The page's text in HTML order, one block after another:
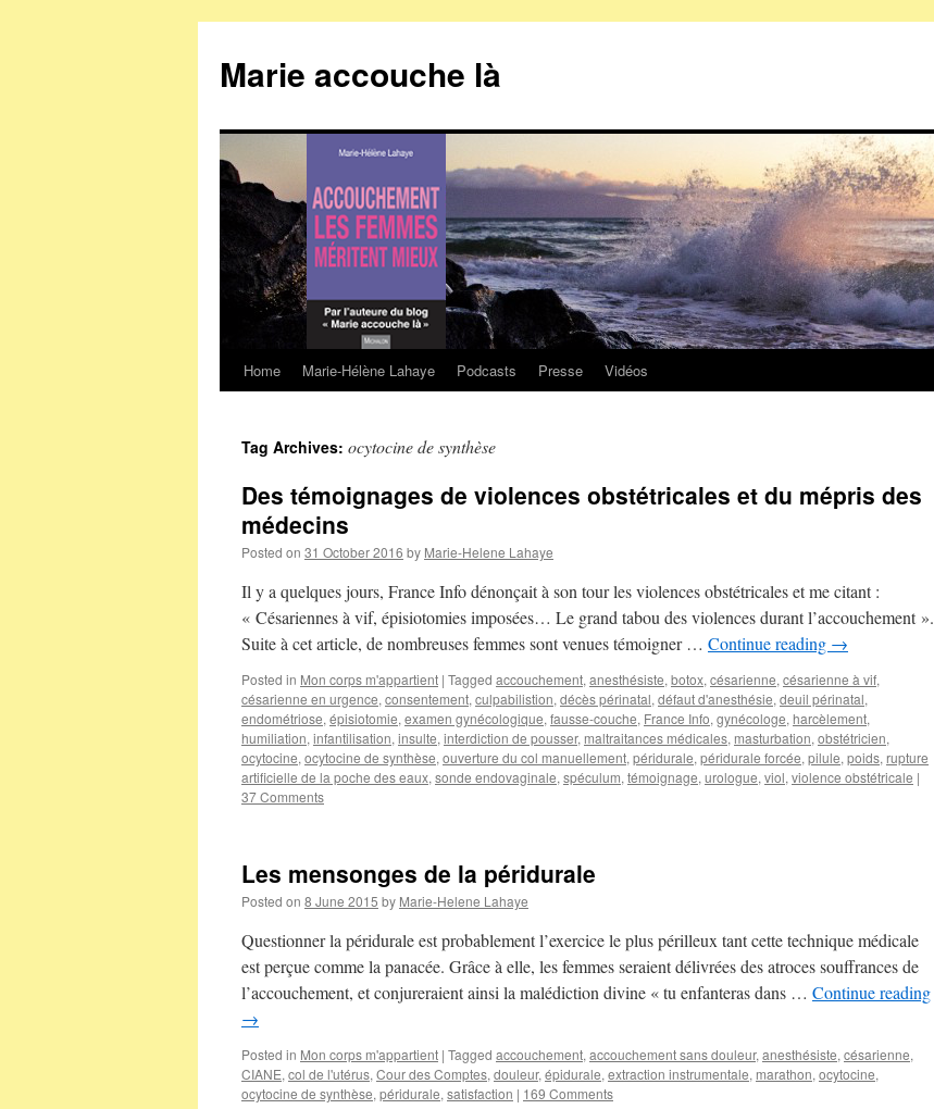
Marie accouche là
Skip
content
Home Marie-Hélène Lahaye Podcasts Presse Vidéos
Tag Archives: ocytocine de synthèse
Des témoignages de violences obstétricales et du mépris des
médecins
Posted on 31 October 2016 by Marie-Helene Lahaye
Il y a quelques jours, France Info dénonçait à son tour les violences obstétricales et me citant :
« Césariennes à vif, épisiotomies imposées… Le grand tabou des violences durant l’accouchement ».
Suite à cet article, de nombreuses femmes sont venues témoigner … Continue reading →
Posted in Mon corps m'appartient | Tagged accouchement, anesthésiste, botox, césarienne, césarienne à vif,
césarienne en urgence, consentement, culpabilistion, décès périnatal, défaut d'anesthésie, deuil périnatal,
endométriose, épisiotomie, examen gynécologique, fausse-couche, France Info, gynécologe, harcèlement,
humiliation, infantilisation, insulte, interdiction de pousser, maltraitances médicales, masturbation, obstétricien,
ocytocine, ocytocine de synthèse, ouverture du col manuellement, péridurale, péridurale forcée, pilule, poids, rupture
artificielle de la poche des eaux, sonde endovaginale, spéculum, témoignage, urologue, viol, violence obstétricale |
37 Comments
Les mensonges de la péridurale
Posted on 8 June 2015 by Marie-Helene Lahaye
Questionner la péridurale est probablement l’exercice le plus périlleux tant cette technique médicale
est perçue comme la panacée. Grâce à elle, les femmes seraient délivrées des atroces souffrances de
l’accouchement, et conjureraient ainsi la malédiction divine « tu enfanteras dans … Continue reading
→
Posted in Mon corps m'appartient | Tagged accouchement, accouchement sans douleur, anesthésiste, césarienne,
CIANE, col de l'utérus, Cour des Comptes, douleur, épidurale, extraction instrumentale, marathon, ocytocine,
ocytocine de synthèse, péridurale, satisfaction | 169 Comments